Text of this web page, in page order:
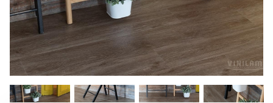
МОДУЛЬНЫЕ ПВХ
ПОДЛОЖКА
ПЛИНТУС